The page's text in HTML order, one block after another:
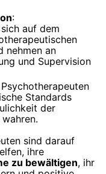
:
auf dem
nehmen an
und Supervision
Psychotherapeuten
Standards
der
sind darauf
ihre
zu bewältigen, ihr